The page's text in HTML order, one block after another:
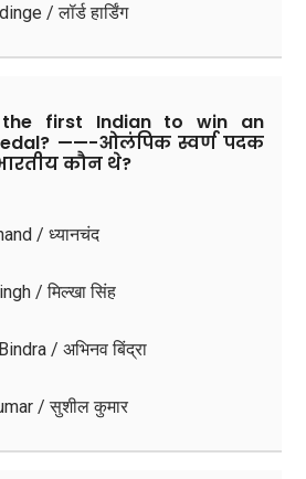
/ लॉर्ड हार्डिंग
first Indian to win an
——-ओलंपिक स्वर्ण पदक
कौन थे?
/ ध्यानचंद
/ मिल्खा सिंह
/ अभिनव बिंद्रा
/ सुशील कुमार